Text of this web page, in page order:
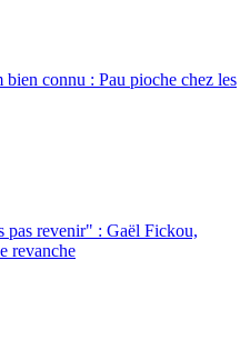
connu : Pau pioche chez les
pas revenir" : Gaël Fickou,
revanche